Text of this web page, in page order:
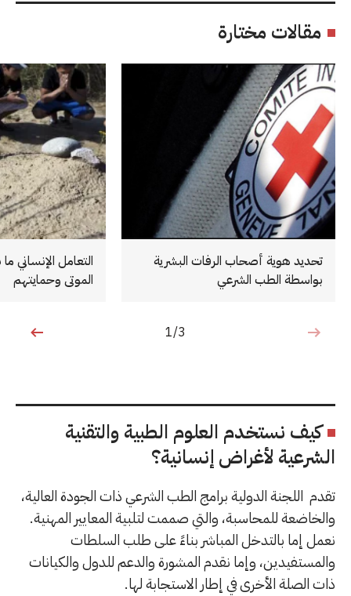
مقالات مختارة
تحديد هوية أصحاب الرفات البشرية
بواسطة الطب الشرعي
التعامل الإنساني
الموتى وحمايتهم
1 من 3
1/3
كيف نستخدم العلوم الطبية والتقنية
الشرعية لأغراض إنسانية؟
تقدم اللجنة الدولية برامج الطب الشرعي ذات الجودة العالية،
والخاضعة للمحاسبة، والتي صممت لتلبية المعايير المهنية.
نعمل إما بالتدخل المباشر بناءً على طلب السلطات
والمستفيدين، وإما نقدم المشورة والدعم للدول والكيانات
ذات الصلة الأخرى في إطار الاستجابة لها.